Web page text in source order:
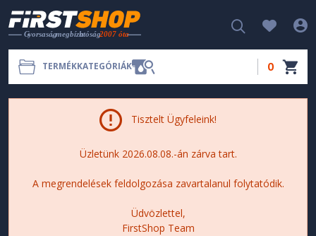
TERMÉKKATEGÓRIÁK 0
Tisztelt Ügyfeleink!
Üzletünk 2026.08.08.-án zárva tart.
A megrendelések feldolgozása zavartalanul folytatódik.
Üdvözlettel,
FirstShop Team